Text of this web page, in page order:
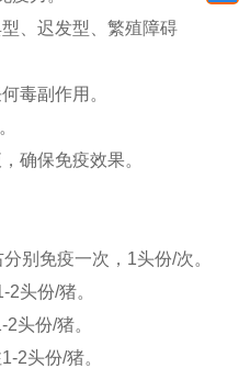
、迟发型、繁殖障碍
毒副作用。
确保免疫效果。
别免疫一次，1头份/次。
头份/猪。
头份/猪。
2头份/猪。